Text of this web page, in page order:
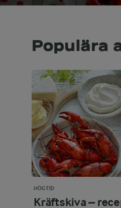
Populära
HÖGTID
Kräftskiva –